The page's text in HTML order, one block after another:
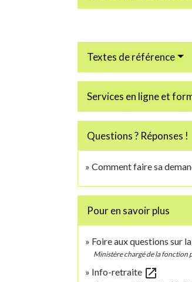
Textes de référence
Services en ligne et
Questions ? Réponses !
Comment faire sa
Pour en savoir plus
Foire aux questions sur
Ministère chargé de la fonction
Info-retraite open_in_new